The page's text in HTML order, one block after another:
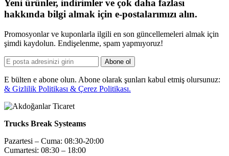
Yeni ürünler, indirimler ve çok daha fazlası
hakkında bilgi almak için e-postalarımızı alın.
Promosyonlar ve kuponlarla ilgili en son güncellemeleri almak için
şimdi kaydolun. Endişelenme, spam yapmıyoruz!
Abone ol
E bülten e abone olun. Abone olarak şunları kabul etmiş olursunuz:
& Gizlilik Politikası & Çerez Politikası.
Trucks Break Systeams
Pazartesi – Cuma: 08:30-20:00
Cumartesi: 08:30 – 18:00